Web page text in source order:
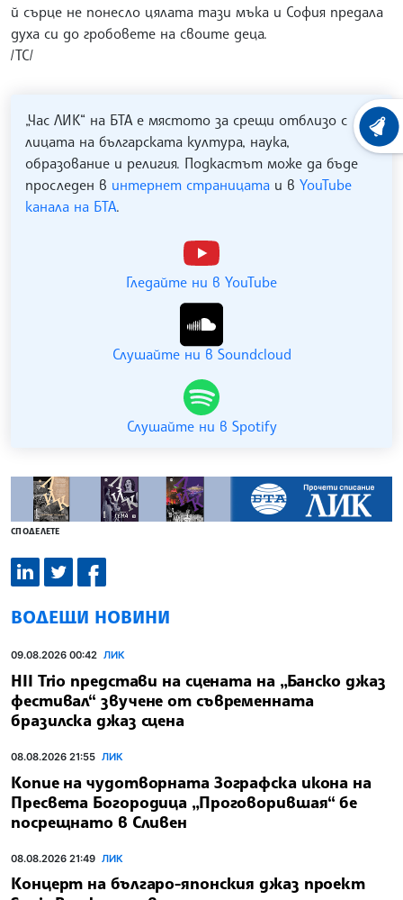
й сърце не понесло цялата тази мъка и София предала
духа си до гробовете на своите деца.
/ТС/
„Час ЛИК“ на БТА е мястото за срещи отблизо с
лицата на българската култура, наука,
образование и религия. Подкастът може да бъде
проследен в интернет страницата и в YouTube
канала на БТА.
Гледайте ни в YouTube
Слушайте ни в Soundcloud
Слушайте ни в Spotify
СПОДЕЛЕТЕ
ВОДЕЩИ НОВИНИ
09.08.2026 00:42 ЛИК
HII Trio представи на сцената на „Банско джаз
фестивал“ звучене от съвременната
бразилска джаз сцена
08.08.2026 21:55 ЛИК
Копие на чудотворната Зографска икона на
Пресвета Богородица „Проговорившая“ бе
посрещнато в Сливен
08.08.2026 21:49 ЛИК
Концерт на българо-японския джаз проект